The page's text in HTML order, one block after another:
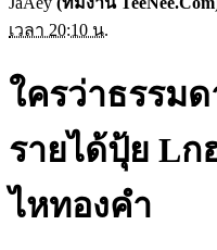
เวลา 20:10 น.
ใครว่าธรรม
รายได้ปุ้ย L
ไหทองคำ